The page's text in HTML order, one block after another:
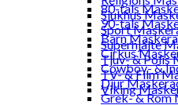
Sjukhus
Sport
Superhjälte
Tjuv- & Polis
TV- & Film
Viking
80-tals
90-tals
Barn
Cirkus
Cowboy- &
Djur
Grek- & Rom